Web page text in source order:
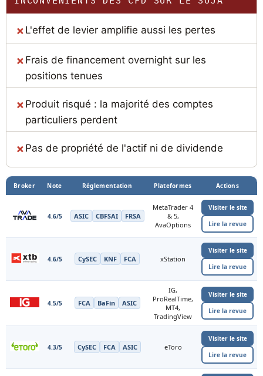
L'effet de levier amplifie aussi les pertes
Frais de financement overnight sur les
positions tenues
Produit risqué : la majorité des comptes
particuliers perdent
Pas de propriété de l'actif ni de dividende
Broker Note Réglementation Plateformes Actions
4.6/5 ASIC CBFSAI FRSA
MetaTrader 4
& 5,
AvaOptions
Visiter le site
Lire la revue
4.6/5 CySEC KNF FCA xStation
Visiter le site
Lire la revue
4.5/5 FCA BaFin ASIC
IG,
ProRealTime,
MT4,
TradingView
Visiter le site
Lire la revue
4.3/5 CySEC FCA ASIC eToro
Visiter le site
Lire la revue